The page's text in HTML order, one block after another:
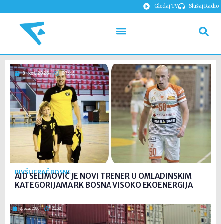
Gledaj TV Slušaj Radio
3. kol. 2026 07:46
BIVŠI IGRAČ BOSNE
AID SELIMOVIĆ JE NOVI TRENER U OMLADINSKIM
KATEGORIJAMA RK BOSNA VISOKO EKOENERGIJA
3. ožu. 2026 21:53